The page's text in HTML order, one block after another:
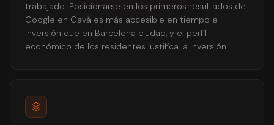
trabajado. Posicionarse en los primeros resultados de
Google en Gavà es más accesible en tiempo e
inversión que en Barcelona ciudad, y el perfil
económico de los residentes justifica la inversión.